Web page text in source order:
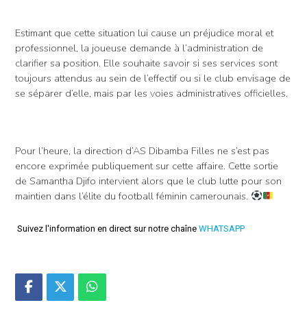
Estimant que cette situation lui cause un préjudice moral et
professionnel, la joueuse demande à l’administration de
clarifier sa position. Elle souhaite savoir si ses services sont
toujours attendus au sein de l’effectif ou si le club envisage de
se séparer d’elle, mais par les voies administratives officielles.
Pour l’heure, la direction d’AS Dibamba Filles ne s’est pas
encore exprimée publiquement sur cette affaire. Cette sortie
de Samantha Djifo intervient alors que le club lutte pour son
maintien dans l’élite du football féminin camerounais.
Suivez l'information en direct sur notre chaîne WHATSAPP